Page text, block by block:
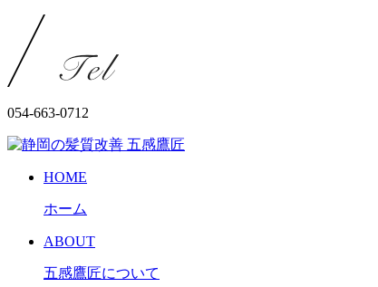
054-663-0712
HOME
ホーム
ABOUT
五感鷹匠について